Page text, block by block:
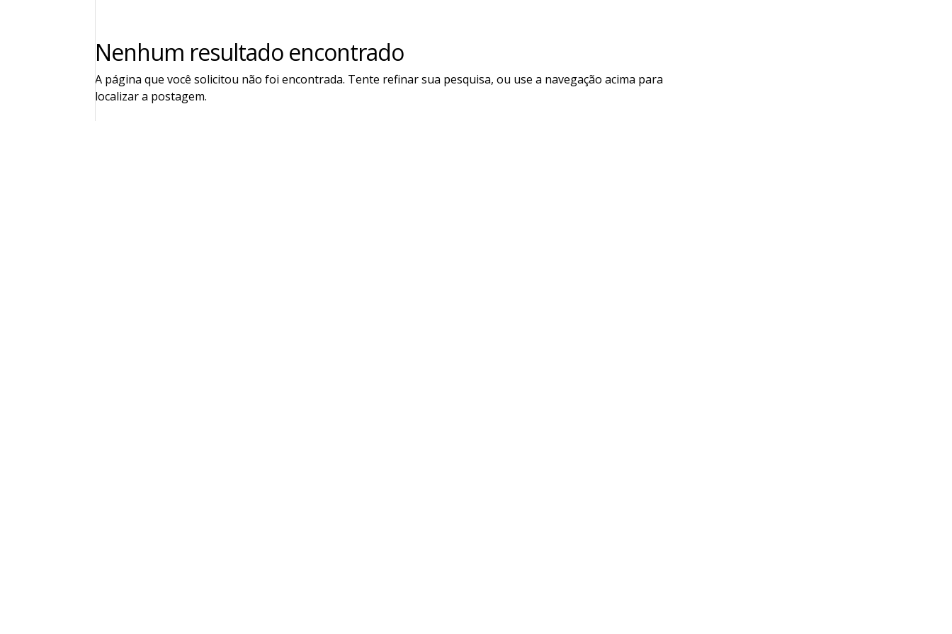
Nenhum resultado encontrado
A página que você solicitou não foi encontrada. Tente refinar sua pesquisa, ou use a navegação acima para
localizar a postagem.